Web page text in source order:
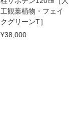
工観葉植物・フェイ
クグリーンT］
¥38,000